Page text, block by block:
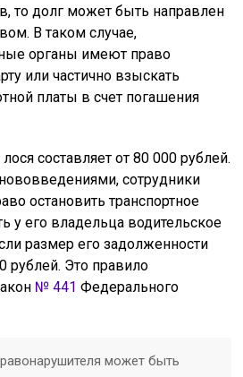
то долг может быть направлен
В таком случае,
органы имеют право
или частично взыскать
платы в счет погашения
составляет от 80 000 рублей.
сотрудники
остановить транспортное
у его владельца водительское
размер его задолженности
рублей. Это правило
№ 441 Федерального
может быть